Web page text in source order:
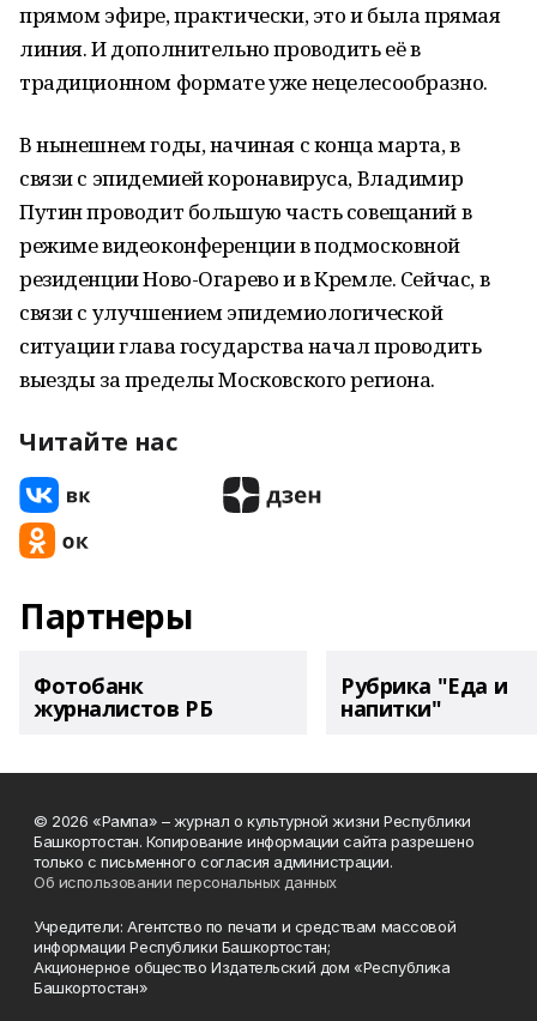
прямом эфире, практически, это и была прямая
линия. И дополнительно проводить её в
традиционном формате уже нецелесообразно.
В нынешнем годы, начиная с конца марта, в
связи с эпидемией коронавируса, Владимир
Путин проводит большую часть совещаний в
режиме видеоконференции в подмосковной
резиденции Ново-Огарево и в Кремле. Сейчас, в
связи с улучшением эпидемиологической
ситуации глава государства начал проводить
выезды за пределы Московского региона.
Читайте нас
Партнеры
Фотобанк
журналистов РБ
Рубрика "Еда и
напитки"
© 2026 «Рампа» – журнал о культурной жизни Республики
Башкортостан. Копирование информации сайта разрешено
только с письменного согласия администрации.
Об использовании персональных данных
Учредители: Агентство по печати и средствам массовой
информации Республики Башкортостан;
Акционерное общество Издательский дом «Республика
Башкортостан»